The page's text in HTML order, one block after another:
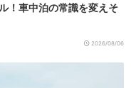
！車中泊の常識を変えそ
2026/08/06